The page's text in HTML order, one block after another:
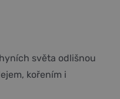
světa odlišnou
kořením i